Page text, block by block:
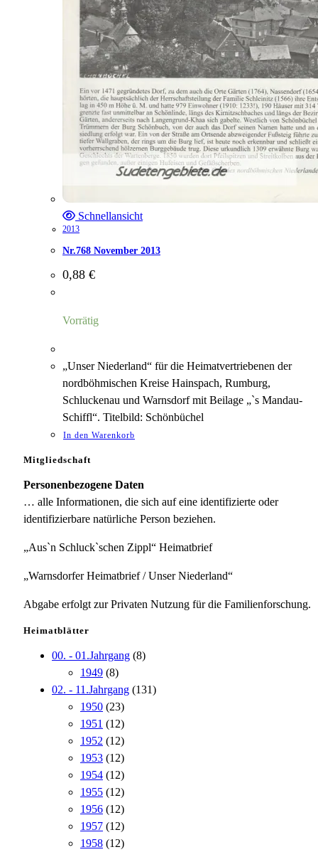
Schnellansicht
2013
Nr.768 November 2013
0,88 €
Vorrätig
„Unser Niederland“ für die Heimatvertriebenen der
nordböhmischen Kreise Hainspach, Rumburg,
Schluckenau und Warnsdorf mit Beilage „`s Mandau-
Schiffl“. Titelbild: Schönbüchel
In den Warenkorb
Mitgliedschaft
Personenbezogene Daten
… alle Informationen, die sich auf eine identifizierte oder
identifizierbare natürliche Person beziehen.
„Aus`n Schluck`schen Zippl“ Heimatbrief
„Warnsdorfer Heimatbrief / Unser Niederland“
Abgabe erfolgt zur Privaten Nutzung für die Familienforschung.
Heimatblätter
00. - 01.Jahrgang (8)
1949 (8)
02. - 11.Jahrgang (131)
1950 (23)
1951 (12)
1952 (12)
1953 (12)
1954 (12)
1955 (12)
1956 (12)
1957 (12)
1958 (12)